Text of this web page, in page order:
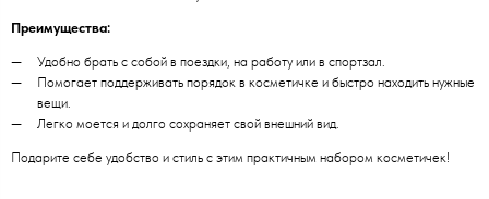
Преимущества:
Удобно брать с собой в поездки, на работу или в спортзал.
Помогает поддерживать порядок в косметичке и быстро находить нужные
вещи.
Легко моется и долго сохраняет свой внешний вид.
Подарите себе удобство и стиль с этим практичным набором косметичек!